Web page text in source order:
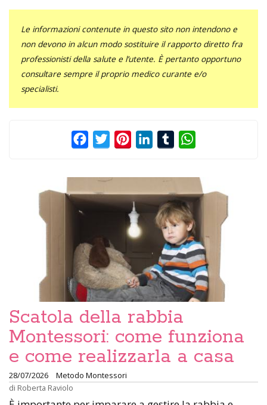
Le informazioni contenute in questo sito non intendono e
non devono in alcun modo sostituire il rapporto diretto fra
professionisti della salute e l’utente. È pertanto opportuno
consultare sempre il proprio medico curante e/o
specialisti.
FacebookTwitterPinterestLinkedInTumblr
Scatola della rabbia
Montessori: come funziona
e come realizzarla a casa
28/07/2026
Metodo Montessori
di Roberta Raviolo